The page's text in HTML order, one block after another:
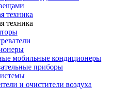
техника
техника
мобильные кондиционеры
приборы
и очистители воздуха